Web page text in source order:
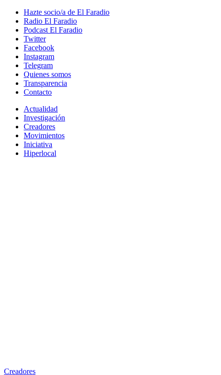
Hazte socio/a de El Faradio
Radio El Faradio
Podcast El Faradio
Twitter
Facebook
Instagram
Telegram
Quienes somos
Transparencia
Contacto
Actualidad
Investigación
Creadores
Movimientos
Iniciativa
Hiperlocal
Creadores